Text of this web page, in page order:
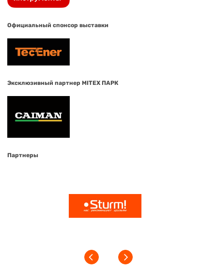
Официальный спонсор выставки
Эксклюзивный партнер MITEX ПАРК
Партнеры